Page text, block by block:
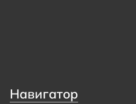
Навигатор